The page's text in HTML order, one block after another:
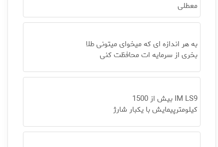
معطلی
به هر اندازه ای که میخوای میتونی طلا
بخری از سرمایه ات محافظت کنی
IM LS9 بیش از 1500
کیلومترپیمایش با یکبار شارژ